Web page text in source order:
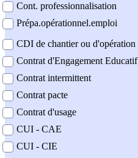
Cont. professionnalisation
Prépa.opérationnel.emploi
CDI de chantier ou d'opération
Contrat d'Engagement Educatif
Contrat intermittent
Contrat pacte
Contrat d'usage
CUI - CAE
CUI - CIE